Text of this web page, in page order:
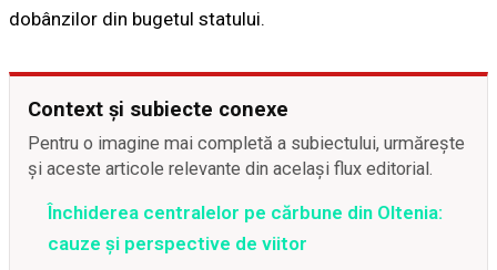
dobânzilor din bugetul statului.
Context și subiecte conexe
Pentru o imagine mai completă a subiectului, urmărește
și aceste articole relevante din același flux editorial.
Închiderea centralelor pe cărbune din Oltenia:
cauze și perspective de viitor